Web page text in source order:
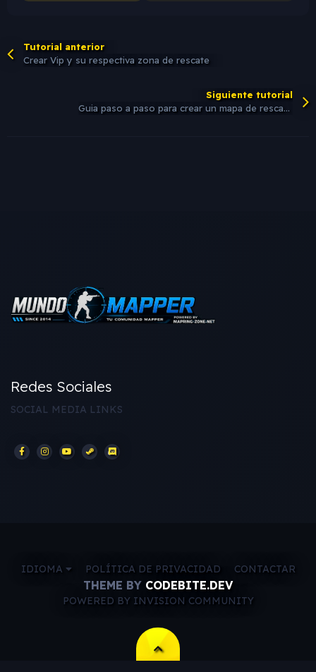
Tutorial anterior
Crear Vip y su respectiva zona de rescate
Siguiente tutorial
Guia paso a paso para crear un mapa de rescate de rehenes en Counter-Strike cs_
Redes Sociales
SOCIAL MEDIA LINKS
IDIOMA POLÍTICA DE PRIVACIDAD CONTACTAR
THEME BY CODEBITE.DEV
POWERED BY INVISION COMMUNITY